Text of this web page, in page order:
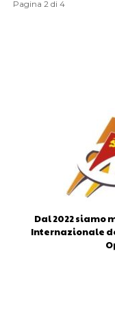
Pagina 2 di 4
Dal 2022 siamo
Internazionale